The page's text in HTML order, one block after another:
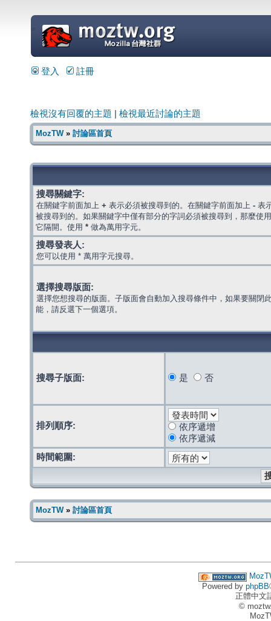
=
登入 註冊
檢視沒有回覆的主題 檢視最近討論的主題
MozTW» 討論區首頁
搜尋關鍵字:
在關鍵字前面加上 + 表示必須被搜尋到的。在關鍵字前面加上 - 表
被搜尋到的。如果關鍵字中僅有部分的字詞必須被搜尋到，那麼使
它隔開。使用 * 做為萬用字元。
搜尋發表人:
您可以使用 * 萬用字元搜尋。
選擇搜尋版面:
選擇您想搜尋的版面。子版面會自動加入搜尋條件中，如果要關閉
能，請反選下一個選項。
搜尋子版面: 是 否
排列順序:
依序遞增
依序遞減
時間範圍:
MozTW» 討論區首頁
Powered by phpBB
正體中文
©